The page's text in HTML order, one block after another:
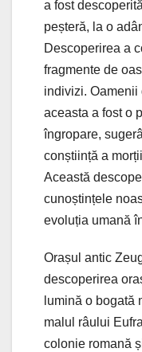
a fost
peșteră, la o
Descoperirea a
fragmente de
indivizi. Oamenii
aceasta a fost o
îngropare,
conștiință a
Această
cunoștințele
evoluția umană
Orașul antic
descoperirea
lumină o bogată
malul râului
colonie romană